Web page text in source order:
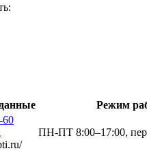
Режим
60
ПН-ПТ 8:00–17:00,